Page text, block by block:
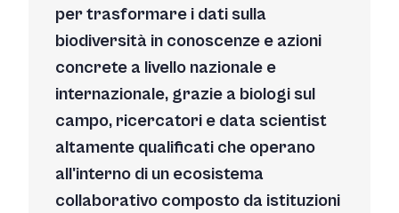
per trasformare i dati sulla
biodiversità in conoscenze e azioni
concrete a livello nazionale e
internazionale, grazie a biologi sul
campo, ricercatori e data scientist
altamente qualificati che operano
all'interno di un ecosistema
collaborativo composto da istituzioni